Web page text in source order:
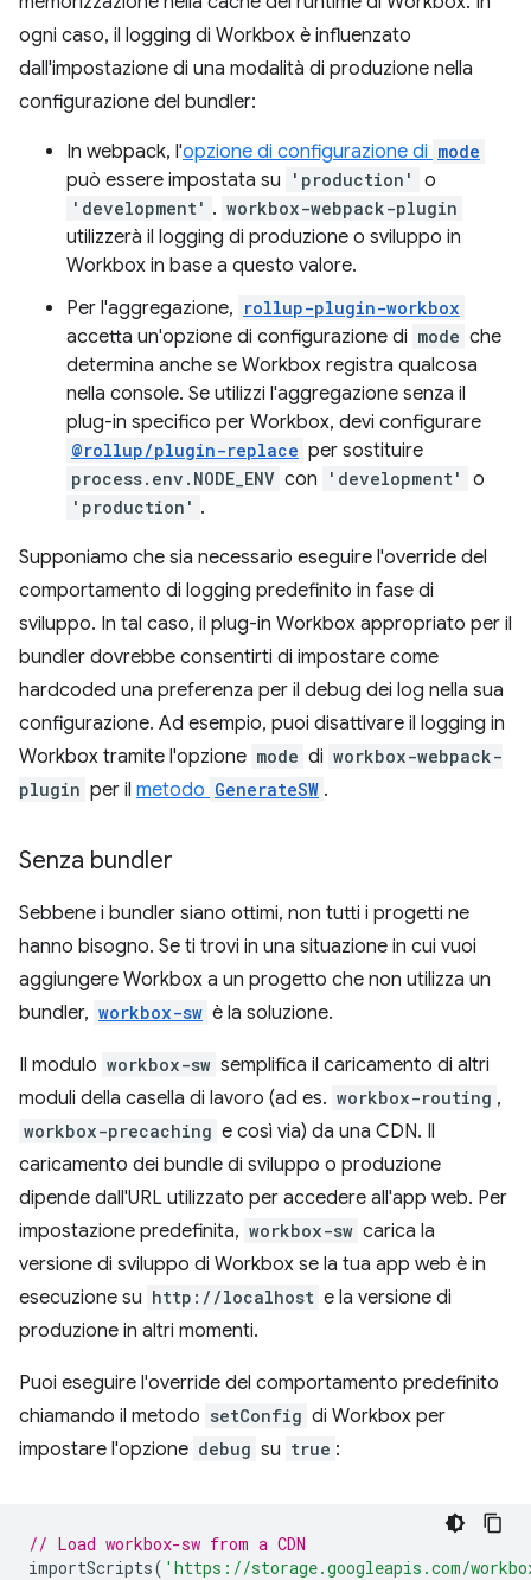
ogni caso, il logging di Workbox è influenzato
dall'impostazione di una modalità di produzione nella
configurazione del bundler:
In webpack, l'opzione di configurazione di mode
può essere impostata su 'production' o
'development' . workbox-webpack-plugin
utilizzerà il logging di produzione o sviluppo in
Workbox in base a questo valore.
Per l'aggregazione, rollup-plugin-workbox
accetta un'opzione di configurazione di mode che
determina anche se Workbox registra qualcosa
nella console. Se utilizzi l'aggregazione senza il
plug-in specifico per Workbox, devi configurare
@rollup/plugin-replace per sostituire
process.env.NODE_ENV con 'development' o
'production' .
Supponiamo che sia necessario eseguire l'override del
comportamento di logging predefinito in fase di
sviluppo. In tal caso, il plug-in Workbox appropriato per il
bundler dovrebbe consentirti di impostare come
hardcoded una preferenza per il debug dei log nella sua
configurazione. Ad esempio, puoi disattivare il logging in
Workbox tramite l'opzione mode di workbox-webpack-
plugin per il metodo GenerateSW .
Senza bundler
Sebbene i bundler siano ottimi, non tutti i progetti ne
hanno bisogno. Se ti trovi in una situazione in cui vuoi
aggiungere Workbox a un progetto che non utilizza un
bundler, workbox-sw è la soluzione.
Il modulo workbox-sw semplifica il caricamento di altri
moduli della casella di lavoro (ad es. workbox-routing ,
workbox-precaching e così via) da una CDN. Il
caricamento dei bundle di sviluppo o produzione
dipende dall'URL utilizzato per accedere all'app web. Per
impostazione predefinita, workbox-sw carica la
versione di sviluppo di Workbox se la tua app web è in
esecuzione su http://localhost e la versione di
produzione in altri momenti.
Puoi eseguire l'override del comportamento predefinito
chiamando il metodo setConfig di Workbox per
impostare l'opzione debug su true :
// Load workbox-sw from a CDN
importScripts( 'https://storage.googleapis.com/